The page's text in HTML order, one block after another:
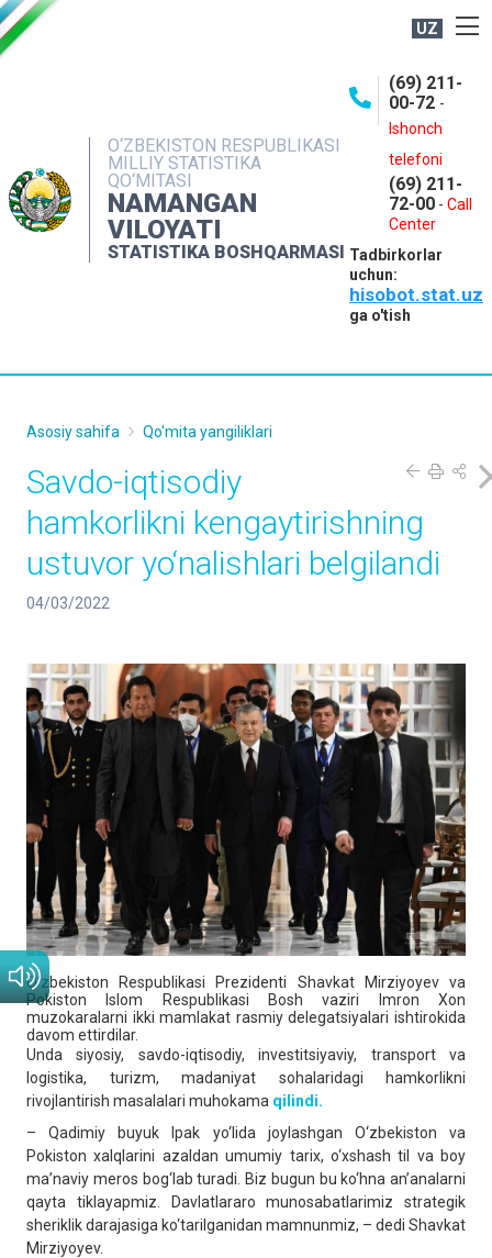
UZ
O‘ZBEKISTON RESPUBLIKASI
MILLIY STATISTIKA
QO‘MITASI
NAMANGAN
VILOYATI
STATISTIKA BOSHQARMASI
(69) 211-
00-72 -
Ishonch
telefoni
(69) 211-
72-00 - Call
Center
Tadbirkorlar
uchun:
hisobot.stat.uz
ga o'tish
NASHRLAR
INTERAKTIV XIZMATLAR
MATBUOT XIZMATI
MUROJAATLAR
Asosiy sahifa Qo'mita yangiliklari
Savdo-iqtisodiy
hamkorlikni kengaytirishning
ustuvor yo‘nalishlari belgilandi
04/03/2022
O‘zbekiston Respublikasi Prezidenti Shavkat Mirziyoyev va
Pokiston Islom Respublikasi Bosh vaziri Imron Xon
muzokaralarni ikki mamlakat rasmiy delegatsiyalari ishtirokida
davom ettirdilar.
Unda siyosiy, savdo-iqtisodiy, investitsiyaviy, transport va
logistika, turizm, madaniyat sohalaridagi hamkorlikni
rivojlantirish masalalari muhokama qilindi.
– Qadimiy buyuk Ipak yo‘lida joylashgan O‘zbekiston va
Pokiston xalqlarini azaldan umumiy tarix, o‘xshash til va boy
ma’naviy meros bog‘lab turadi. Biz bugun bu ko‘hna an’analarni
qayta tiklayapmiz. Davlatlararo munosabatlarimiz strategik
sheriklik darajasiga ko‘tarilganidan mamnunmiz, – dedi Shavkat
Mirziyoyev.